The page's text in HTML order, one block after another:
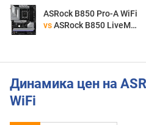
ASRock B850 Pro-A WiFi
vs ASRock B850 LiveMixer WiFi
Динамика цен на
WiFi